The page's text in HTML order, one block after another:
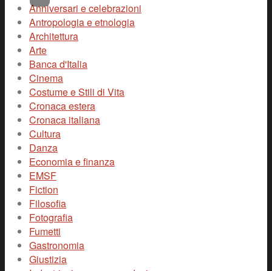
Anniversari e celebrazioni
Antropologia e etnologia
Architettura
Arte
Banca d'Italia
Cinema
Costume e Stili di Vita
Cronaca estera
Cronaca italiana
Cultura
Danza
Economia e finanza
EMSF
Fiction
Filosofia
Fotografia
Fumetti
Gastronomia
Giustizia